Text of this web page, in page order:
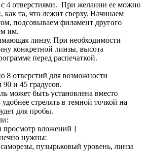
4 отверстиями. При желании ее можно
как та, что лежит сверху. Начинаем
подсовываем филамент другого
им.
линзу. При необходимости
конкретной линзы, высота
перед распечаткой.
8 отверстий для возможности
и 45 градусов.
может быть установлена вместо
стрелять в темной точкой на
для пробы.
просмотр вложений ]
нужны:
пузырьковый уровень, линза